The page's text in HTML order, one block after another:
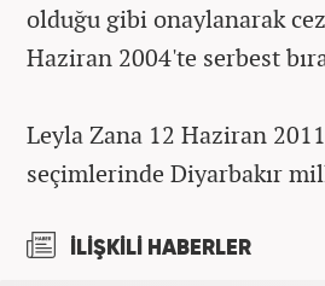
olduğu gibi onaylanarak
Haziran 2004'te serbest
Leyla Zana 12 Haziran
seçimlerinde Diyarbakır
İLİŞKİLİ HABERLER